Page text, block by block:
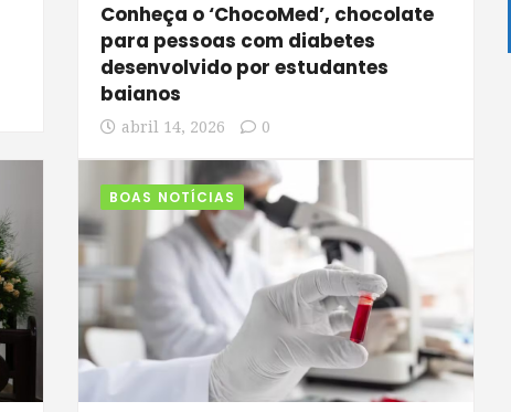
Conheça o ‘ChocoMed’, chocolate
para pessoas com diabetes
desenvolvido por estudantes
baianos
abril 14, 2026 0
BOAS NOTÍCIAS